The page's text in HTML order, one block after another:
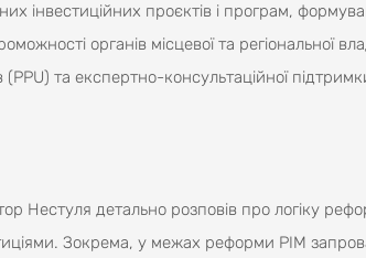
інвестиційних проєктів і програм,
органів місцевої та регіональної
(PPU) та експертно-консультаційної
Нестуля детально розповів про логіку
Зокрема, у межах реформи PIM